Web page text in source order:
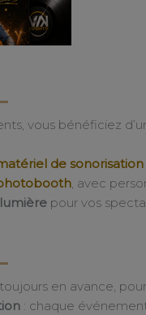
vous bénéficiez
de sonorisation
, avec
pour vos
en avance,
: chaque